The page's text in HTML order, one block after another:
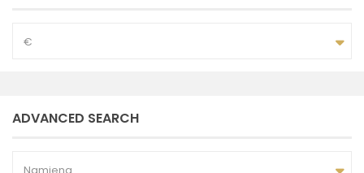
€
ADVANCED SEARCH